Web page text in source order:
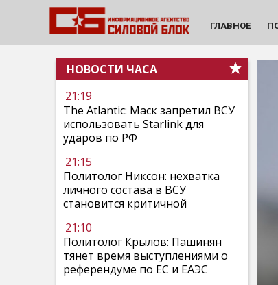
ГЛАВНОЕ
НОВОСТИ ЧАСА
21:19
The Atlantic: Маск запретил ВСУ
использовать Starlink для
ударов по РФ
21:15
Политолог Никсон: нехватка
личного состава в ВСУ
становится критичной
21:10
Политолог Крылов: Пашинян
тянет время выступлениями о
референдуме по ЕС и ЕАЭС